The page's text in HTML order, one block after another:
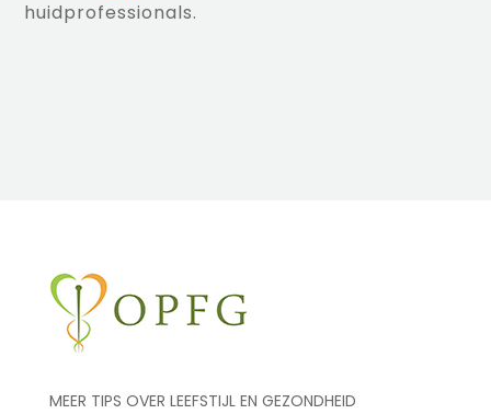
huidprofessionals.
MEER TIPS OVER LEEFSTIJL EN GEZONDHEID